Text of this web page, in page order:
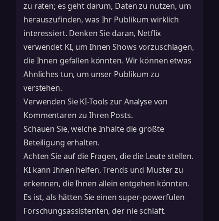
zu raten; es geht darum, Daten zu nutzen, um
herauszufinden, was Ihr Publikum wirklich
interessiert. Denken Sie daran, Netflix
verwendet KI, um Ihnen Shows vorzuschlagen,
die Ihnen gefallen könnten. Wir können etwas
Ähnliches tun, um unser Publikum zu
verstehen.
Verwenden Sie KI-Tools zur Analyse von
Kommentaren zu Ihren Posts.
Schauen Sie, welche Inhalte die größte
Beteiligung erhalten.
Achten Sie auf die Fragen, die die Leute stellen.
KI kann Ihnen helfen, Trends und Muster zu
erkennen, die Ihnen allein entgehen könnten.
Es ist, als hätten Sie einen super-powerfulen
Forschungsassistenten, der nie schläft.